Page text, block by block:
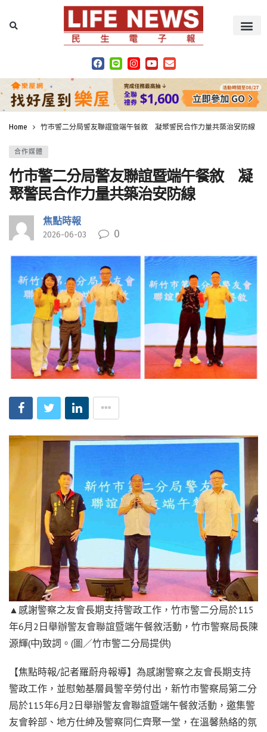
Home 竹市警二分局警友聯誼暨端午餐敘 凝聚警民合作力量共築治安防線
合作媒體
竹市警二分局警友聯誼暨端午餐敘 凝
聚警民合作力量共築治安防線
焦點時報
2026-06-03 0
▲感謝警察之友會長期支持警政工作，竹市警二分局於115
年6月2日舉辦警友會聯誼暨端午餐敘活動，竹市警察局長陳
源輝(中)致詞。(圖／竹市警二分局提供)
【焦點時報/記者羅蔚舟報導】為感謝警察之友會長期支持
警政工作，並慰勉基層員警辛勞付出，新竹市警察局第二分
局於115年6月2日舉辦警友會聯誼暨端午餐敘活動，邀集警
友會幹部、地方仕紳及警察同仁齊聚一堂，在溫馨熱絡的氛